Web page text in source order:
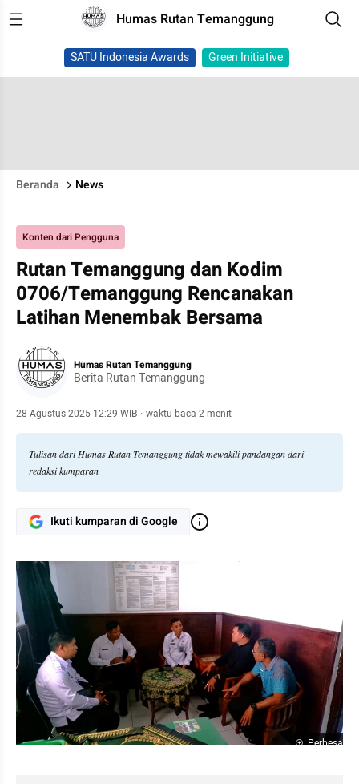
Humas Rutan Temanggung
SATU Indonesia Awards Green Initiative
Beranda News
Konten dari Pengguna
Rutan Temanggung dan Kodim
0706/Temanggung Rencanakan
Latihan Menembak Bersama
Humas Rutan Temanggung
Berita Rutan Temanggung
28 Agustus 2025 12:29 WIB · waktu baca 2 menit
Tulisan dari Humas Rutan Temanggung tidak mewakili pandangan dari
redaksi kumparan
Ikuti kumparan di Google
Perbesar